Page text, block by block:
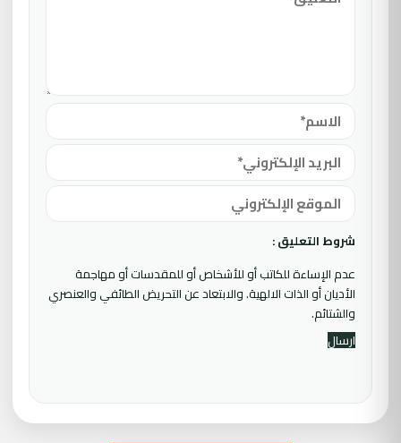
شروط التعليق :
عدم الإساءة للكاتب أو للأشخاص أو للمقدسات أو مهاجمة
الأديان أو الذات الالهية. والابتعاد عن التحريض الطائفي والعنصري
والشتائم.